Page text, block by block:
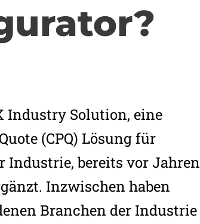
Industry Solution, eine
(CPQ) Lösung für
Industrie, bereits vor Jahren
Inzwischen haben
Branchen der Industrie